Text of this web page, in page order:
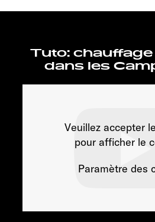
Tuto:
dans les
Veuillez accepter
pour afficher le
Paramètre des